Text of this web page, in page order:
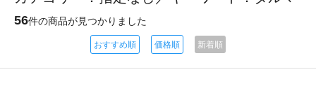
56件の商品が見つかりました
おすすめ順 価格順 新着順